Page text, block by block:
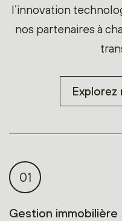
l’innovation
nos partenaires à
01
Gestion immobilière